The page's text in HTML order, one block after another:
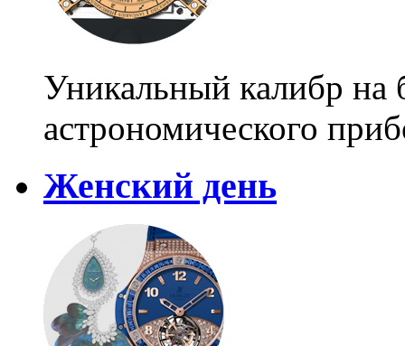
Уникальный калибр на
астрономического
Женский день